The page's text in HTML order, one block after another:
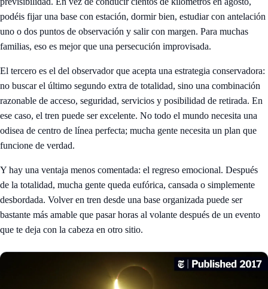
podéis fijar una base con estación, dormir bien, estudiar con antelación
uno o dos puntos de observación y salir con margen. Para muchas
familias, eso es mejor que una persecución improvisada.
El tercero es el del observador que acepta una estrategia conservadora:
no buscar el último segundo extra de totalidad, sino una combinación
razonable de acceso, seguridad, servicios y posibilidad de retirada. En
ese caso, el tren puede ser excelente. No todo el mundo necesita una
odisea de centro de línea perfecta; mucha gente necesita un plan que
funcione de verdad.
Y hay una ventaja menos comentada: el regreso emocional. Después
de la totalidad, mucha gente queda eufórica, cansada o simplemente
desbordada. Volver en tren desde una base organizada puede ser
bastante más amable que pasar horas al volante después de un evento
que te deja con la cabeza en otro sitio.